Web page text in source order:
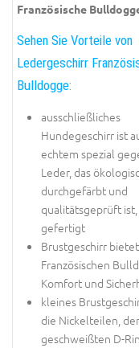
Französische
Sehen Sie Vorteile von
Ledergeschirr
Bulldogge:
ausschließliches
Hundegeschirr ist
echtem spezial
Leder, das
durchgefärbt und
qualitätsgeprüft ist,
gefertigt
Brustgeschirr
Französischen
Komfort und
kleines
die Nickelteilen,
geschweißten D-